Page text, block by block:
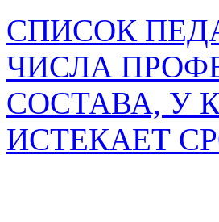
СПИСОК
ЧИСЛА
СОСТАВА, У
ИСТЕКАЕТ